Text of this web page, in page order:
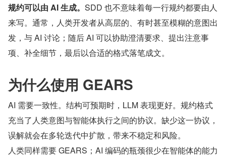
规约可以由 AI 生成。 SDD 也不意味着每一行规约都要由人
来写。通常，人类开发者从高层的、有时甚至模糊的意图出
发，与 AI 讨论；随后 AI 可以协助澄清要求、提出注意事
项、补全细节，最后以合适的格式落笔成文。
为什么使用 GEARS
AI 需要一致性。结构可预期时，LLM 表现更好。规约格式
充当了人类意图与智能体执行之间的协议。缺少这一协议，
误解就会在多轮迭代中扩散，带来不稳定和风险。
人类同样需要 GEARS；AI 编码的瓶颈很少在智能体的能力